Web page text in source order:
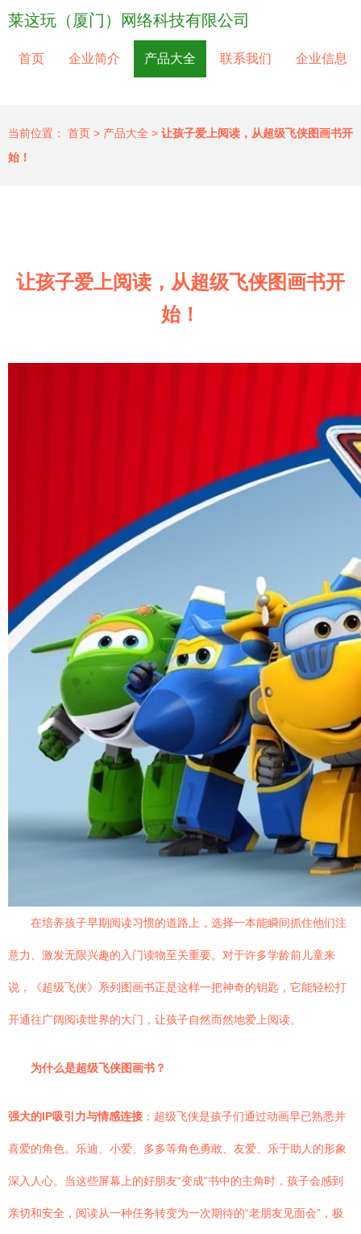
莱这玩（厦门）网络科技有限公司
首页 企业简介 产品大全 联系我们 企业信息
当前位置： 首页 > 产品大全 > 让孩子爱上阅读，从超级飞侠图画书开
始！
让孩子爱上阅读，从超级飞侠图画书开
始！
在培养孩子早期阅读习惯的道路上，选择一本能瞬间抓住他们注
意力、激发无限兴趣的入门读物至关重要。对于许多学龄前儿童来
说，《超级飞侠》系列图画书正是这样一把神奇的钥匙，它能轻松打
开通往广阔阅读世界的大门，让孩子自然而然地爱上阅读。
为什么是超级飞侠图画书？
强大的IP吸引力与情感连接 ：超级飞侠是孩子们通过动画早已熟悉并
喜爱的角色。乐迪、小爱、多多等角色勇敢、友爱、乐于助人的形象
深入人心。当这些屏幕上的好朋友“变成”书中的主角时，孩子会感到
亲切和安全，阅读从一种任务转变为一次期待的“老朋友见面会”，极